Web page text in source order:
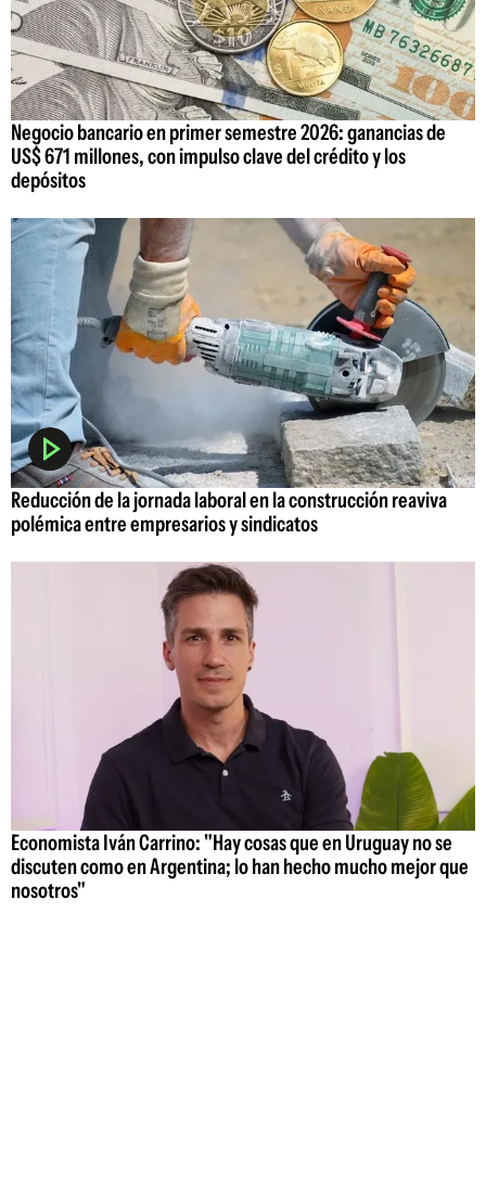
Negocio bancario en primer semestre 2026: ganancias de
US$ 671 millones, con impulso clave del crédito y los
depósitos
Reducción de la jornada laboral en la construcción reaviva
polémica entre empresarios y sindicatos
Economista Iván Carrino: "Hay cosas que en Uruguay no se
discuten como en Argentina; lo han hecho mucho mejor que
nosotros"